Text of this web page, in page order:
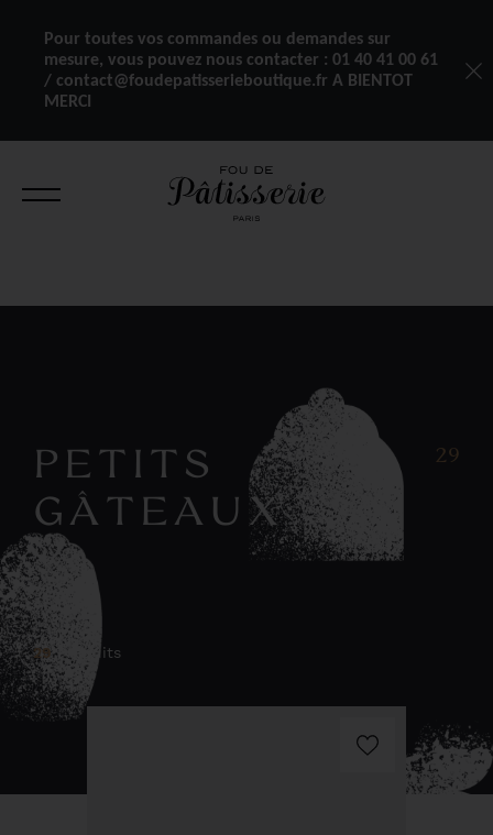
Pour toutes vos commandes ou demandes sur
mesure, vous pouvez nous contacter : 01 40 41 00 61
/ contact@foudepatisserieboutique.fr A BIENTOT
MERCI
PETITS
GÂTEAUX
29
29Produits